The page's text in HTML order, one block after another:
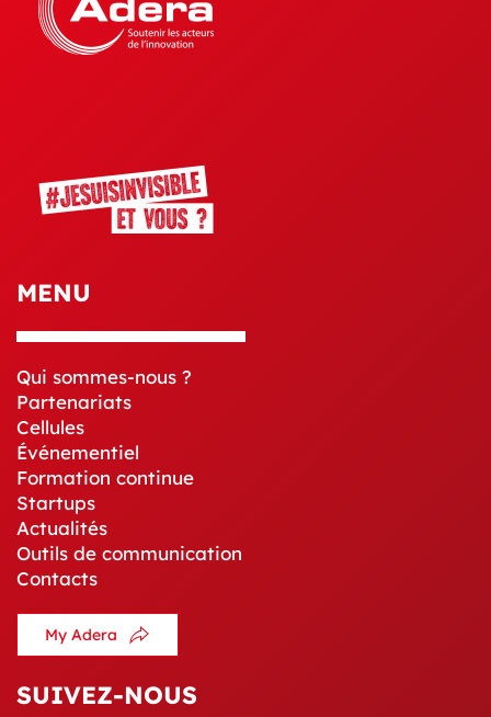
MENU
Qui sommes-nous ?
Partenariats
Cellules
Événementiel
Formation continue
Startups
Actualités
Outils de communication
Contacts
My Adera
SUIVEZ-NOUS